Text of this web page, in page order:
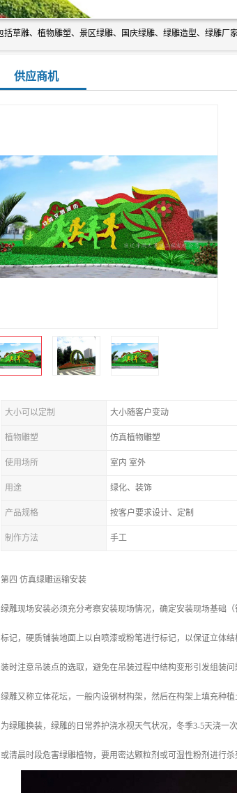
供应商机
大小可以定制 大小随客户变动
植物雕塑 仿真植物雕塑
使用场所 室内 室外
用途 绿化、装饰
产品规格 按客户要求设计、定制
制作方法 手工
第四 仿真绿雕运输安装
绿雕现场安装必须充分考察安装现场情况，确定安装现场基础
标记，硬质铺装地面上以自喷漆或粉笔进行标记，以保证立体
装时注意吊装点的选取，避免在吊装过程中结构变形引发组装
绿雕又称立体花坛，一般内设钢材构架，然后在构架上填充种
为绿雕换装，绿雕的日常养护浇水视天气状况，冬季3-5天浇
或清晨时段危害绿雕植物，要用密达颗粒剂或可湿性粉剂进行杀